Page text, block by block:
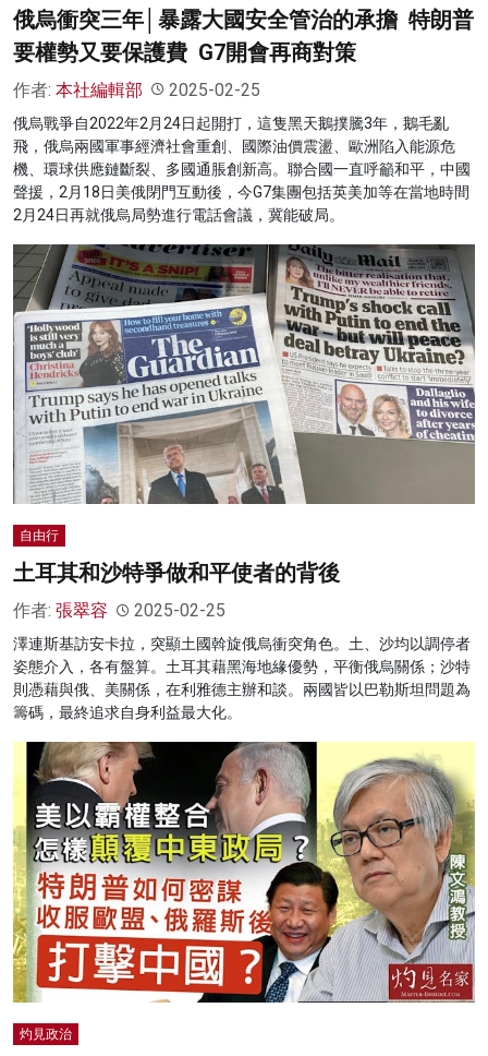
俄烏衝突三年│暴露大國安全管治的承擔 特朗普
要權勢又要保護費 G7開會再商對策
作者: 本社編輯部 2025-02-25
俄烏戰爭自2022年2月24日起開打，這隻黑天鵝撲騰3年，鵝毛亂
飛，俄烏兩國軍事經濟社會重創、國際油價震盪、歐洲陷入能源危
機、環球供應鏈斷裂、多國通脹創新高。聯合國一直呼籲和平，中國
聲援，2月18日美俄閉門互動後，今G7集團包括英美加等在當地時間
2月24日再就俄烏局勢進行電話會議，冀能破局。
自由行
土耳其和沙特爭做和平使者的背後
作者: 張翠容 2025-02-25
澤連斯基訪安卡拉，突顯土國斡旋俄烏衝突角色。土、沙均以調停者
姿態介入，各有盤算。土耳其藉黑海地緣優勢，平衡俄烏關係；沙特
則憑藉與俄、美關係，在利雅德主辦和談。兩國皆以巴勒斯坦問題為
籌碼，最終追求自身利益最大化。
灼見政治